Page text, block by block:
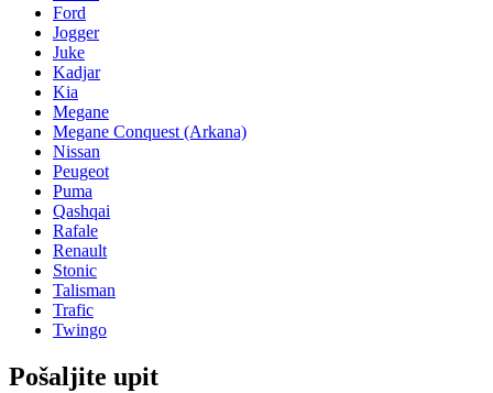
Ford
Jogger
Juke
Kadjar
Kia
Megane
Megane Conquest (Arkana)
Nissan
Peugeot
Puma
Qashqai
Rafale
Renault
Stonic
Talisman
Trafic
Twingo
Pošaljite upit